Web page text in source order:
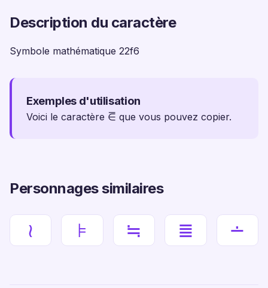
Description du caractère
Symbole mathématique 22f6
Exemples d'utilisation
Voici le caractère ⋶ que vous pouvez copier.
Personnages similaires
≀ ⊧ ≒ ≣ ∸